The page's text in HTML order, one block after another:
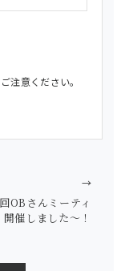
注意ください。
OBさんミーティ
開催しました～！
→